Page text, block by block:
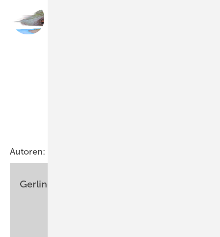
Autoren:
Gerlinde Schriever-Schwemmer